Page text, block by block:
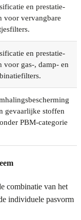
en prestatie-
voor vervangbare
en prestatie-
voor gas-, damp- en
gevaarlijke stoffen
PBM-categorie
combinatie van het
individuele pasvorm